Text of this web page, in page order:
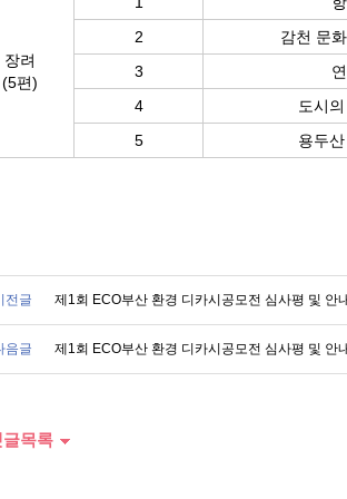
장려
(5편)
2
감천 문
3
4
도시
5
용두
전글 제1회 ECO부산 환경 디카시공모전 심사평 및 안
음글 제1회 ECO부산 환경 디카시공모전 심사평 및 안
목록